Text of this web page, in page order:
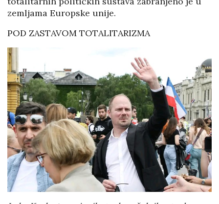
zemljama Europske unije.
POD ZASTAVOM TOTALITARIZMA